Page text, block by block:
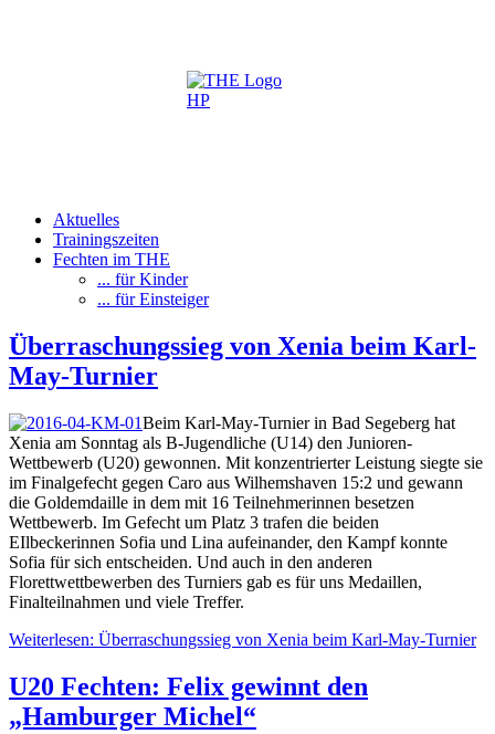
Aktuelles
Trainingszeiten
Fechten im THE
... für Kinder
... für Einsteiger
Überraschungssieg von Xenia beim Karl-
May-Turnier
Beim Karl-May-Turnier in Bad Segeberg hat
Xenia am Sonntag als B-Jugendliche (U14) den Junioren-
Wettbewerb (U20) gewonnen. Mit konzentrierter Leistung siegte sie
im Finalgefecht gegen Caro aus Wilhemshaven 15:2 und gewann
die Goldemdaille in dem mit 16 Teilnehmerinnen besetzen
Wettbewerb. Im Gefecht um Platz 3 trafen die beiden
EIlbeckerinnen Sofia und Lina aufeinander, den Kampf konnte
Sofia für sich entscheiden. Und auch in den anderen
Florettwettbewerben des Turniers gab es für uns Medaillen,
Finalteilnahmen und viele Treffer.
Weiterlesen: Überraschungssieg von Xenia beim Karl-May-Turnier
U20 Fechten: Felix gewinnt den
„Hamburger Michel“